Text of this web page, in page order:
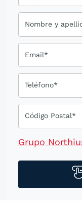
Nombre y
Email*
Teléfono*
Código Postal*
Grupo
tecnológicos,
mensajería